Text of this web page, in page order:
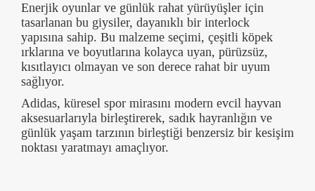
Enerjik oyunlar ve günlük rahat yürüyüşler için
tasarlanan bu giysiler, dayanıklı bir interlock
yapısına sahip. Bu malzeme seçimi, çeşitli köpek
ırklarına ve boyutlarına kolayca uyan, pürüzsüz,
kısıtlayıcı olmayan ve son derece rahat bir uyum
sağlıyor.
Adidas, küresel spor mirasını modern evcil hayvan
aksesuarlarıyla birleştirerek, sadık hayranlığın ve
günlük yaşam tarzının birleştiği benzersiz bir kesişim
noktası yaratmayı amaçlıyor.